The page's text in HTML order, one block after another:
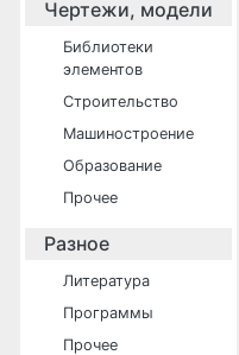
Чертежи, модели
Библиотеки
элементов
Строительство
Машиностроение
Образование
Прочее
Разное
Литература
Программы
Прочее